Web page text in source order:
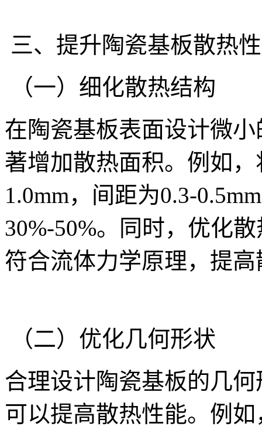
三、提升陶瓷基板散热
（一）细化散热结构
在陶瓷基板表面设计微
著增加散热面积。例如
1.0mm，间距为0.3-
30%-50%。同时，优化
符合流体力学原理，提
（二）优化几何形状
合理设计陶瓷基板的几
可以提高散热性能。例